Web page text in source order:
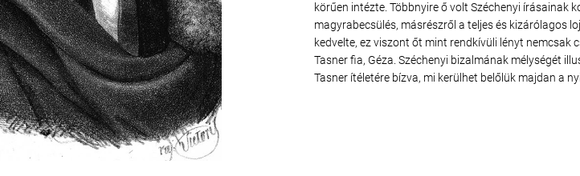
körűen intézte. Többnyire ő volt Széchenyi írásainak
magyrabecsülés, másrészről a teljes és kizárólagos
kedvelte, ez viszont őt mint rendkívüli lényt nemcsak
Tasner fia, Géza. Széchenyi bizalmának mélységét
Tasner ítéletére bízva, mi kerülhet belőlük majdan a